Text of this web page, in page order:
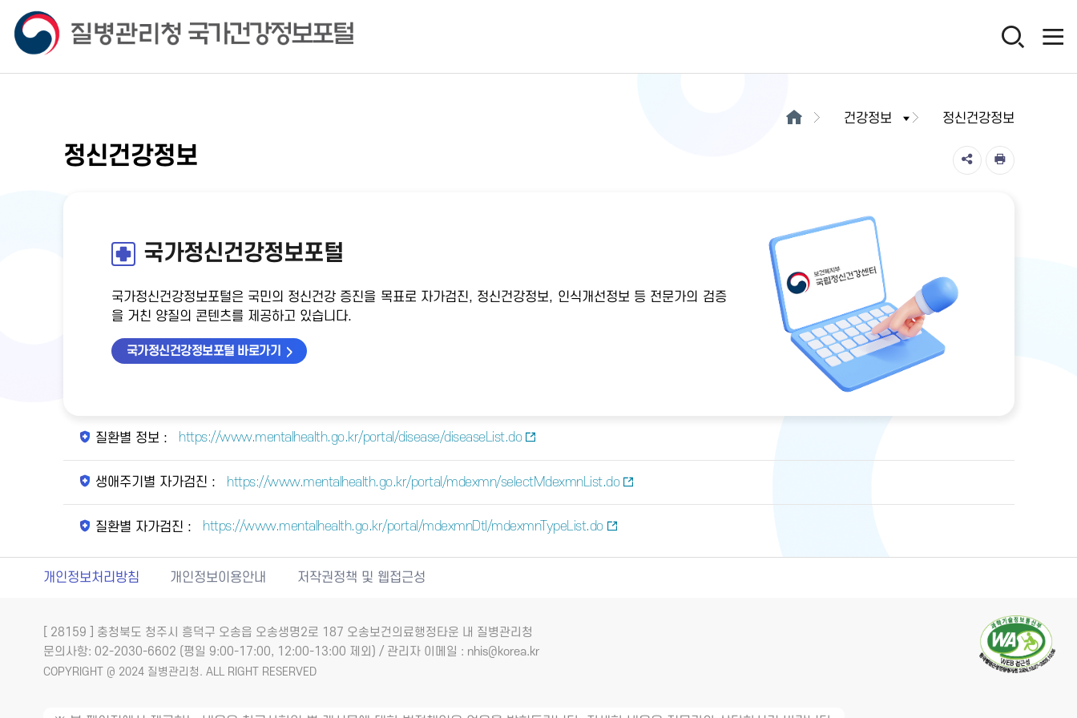
건강정보 정신건강정보
정신건강정보
국가정신건강정보포털
국가정신건강정보포털은 국민의 정신건강 증진을 목표로 자가검진, 정신건강정보, 인식개선정보 등 전문가의 검증
을 거친 양질의 콘텐츠를 제공하고 있습니다.
국가정신건강정보포털 바로가기
질환별 정보 : https://www.mentalhealth.go.kr/portal/disease/diseaseList.do
생애주기별 자가검진 : https://www.mentalhealth.go.kr/portal/mdexmn/selectMdexmnList.do
질환별 자가검진 : https://www.mentalhealth.go.kr/portal/mdexmnDtl/mdexmnTypeList.do
개인정보처리방침 개인정보이용안내 저작권정책 및 웹접근성
[ 28159 ] 충청북도 청주시 흥덕구 오송읍 오송생명2로 187 오송보건의료행정타운 내 질병관리청
문의사항: 02-2030-6602 (평일 9:00-17:00, 12:00-13:00 제외) / 관리자 이메일 : nhis@korea.kr
COPYRIGHT @ 2024 질병관리청. ALL RIGHT RESERVED